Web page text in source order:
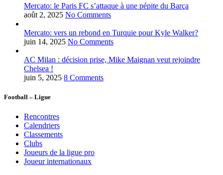
Mercato: le Paris FC s’attaque à une pépite du Barça
août 2, 2025 No Comments
Mercato: vers un rebond en Turquie pour Kyle Walker?
juin 14, 2025 No Comments
AC Milan : décision prise, Mike Maignan veut rejoindre
Chelsea !
juin 5, 2025 8 Comments
Football – Ligue
Rencontres
Calendriers
Classements
Clubs
Joueurs de la ligue pro
Joueur internationaux